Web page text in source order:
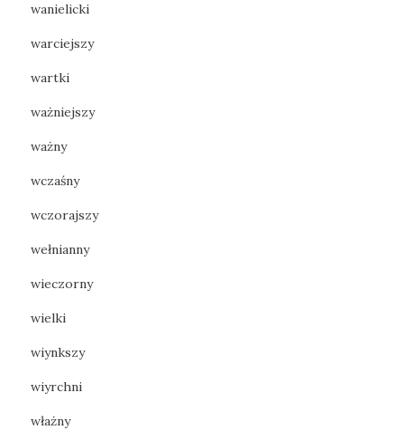
wanielicki
warciejszy
wartki
ważniejszy
ważny
wczaśny
wczorajszy
wełnianny
wieczorny
wielki
wiynkszy
wiyrchni
włażny